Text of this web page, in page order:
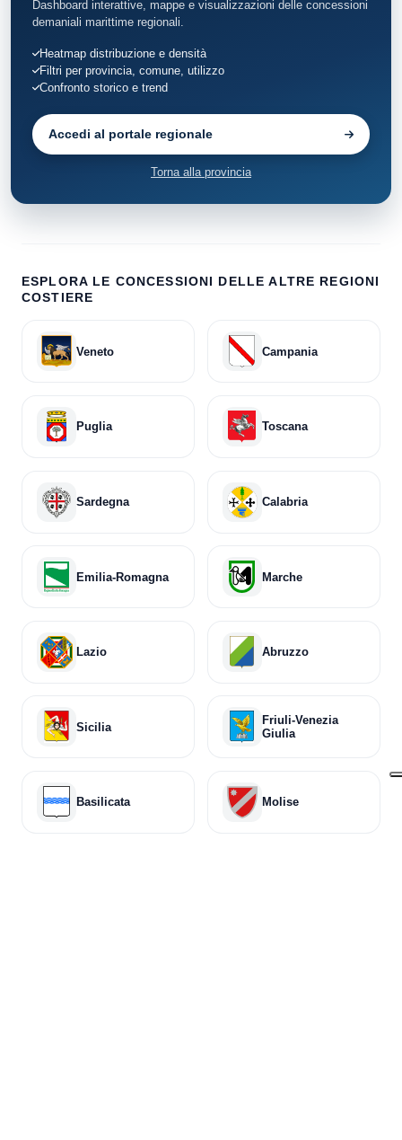
Dashboard interattive, mappe e visualizzazioni delle concessioni
demaniali marittime regionali.
Heatmap distribuzione e densità
Filtri per provincia, comune, utilizzo
Confronto storico e trend
Accedi al portale regionale
Torna alla provincia
ESPLORA LE CONCESSIONI DELLE ALTRE REGIONI
COSTIERE
Veneto Campania
Puglia Toscana
Sardegna Calabria
Emilia-Romagna Marche
Lazio Abruzzo
Sicilia
Friuli-Venezia
Giulia
Basilicata Molise